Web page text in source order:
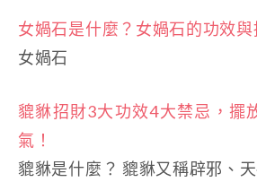
女媧石是什麼？女媧石的功效
女媧石
貔貅招財3大功效4大禁忌，擺
氣！
貔貅是什麼？ 貔貅又稱辟邪、